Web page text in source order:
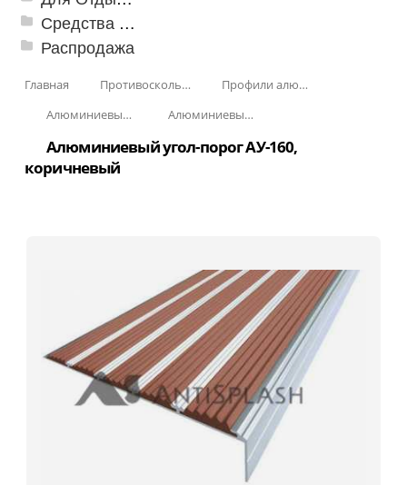
Средства от насекомых и садовых вредителей
Распродажа
Главная Противоскользящая защита для лестниц, профили, ленты
Профили алюминиевые с резиновой вставкой
Алюминиевый угол-порог с резиновой вставкой
Алюминиевый угол-порог с пятью резиновыми вставками АУ-160
Алюминиевый угол-порог АУ-160,
коричневый